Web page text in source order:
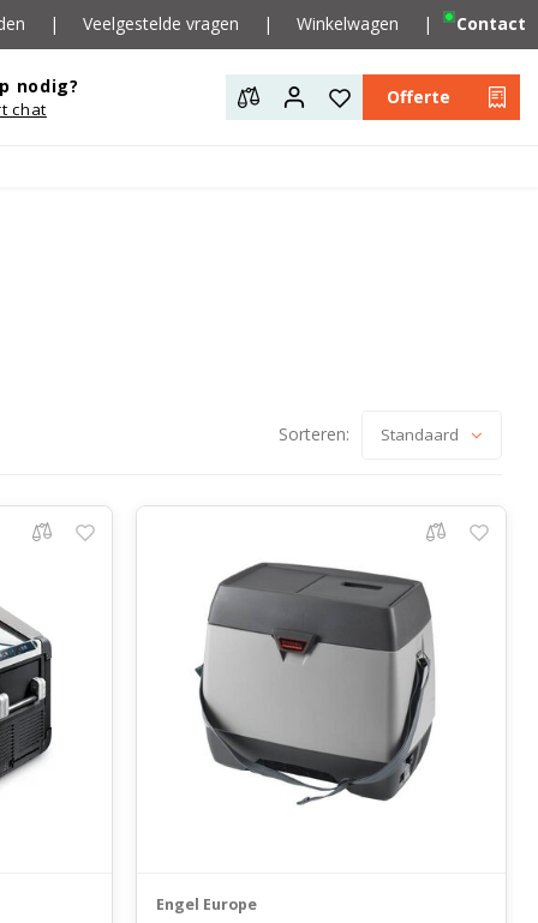
| Veelgestelde vragen | Winkelwagen | Contact
nodig?
chat
Offerte
Sorteren: Standaard
Engel Europe